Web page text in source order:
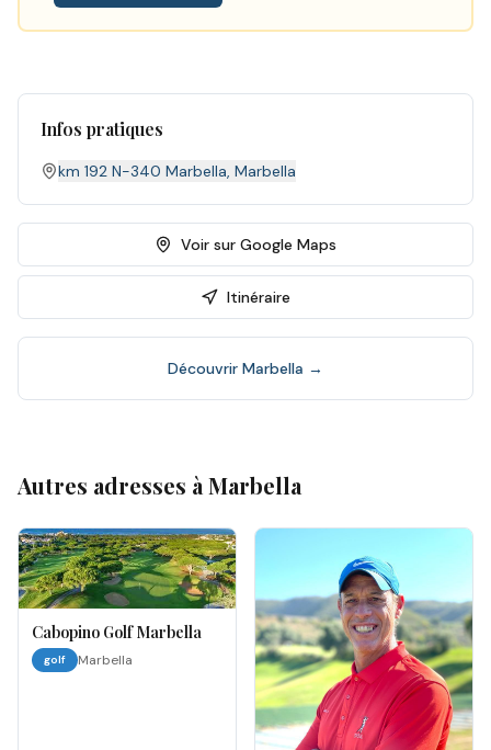
Infos pratiques
km 192 N-340 Marbella, Marbella
Voir sur Google Maps
Itinéraire
Découvrir Marbella →
Autres adresses àMarbella
Cabopino Golf Marbella
golf Marbella